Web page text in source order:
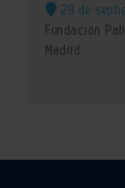
29 de
Fundación
Madrid